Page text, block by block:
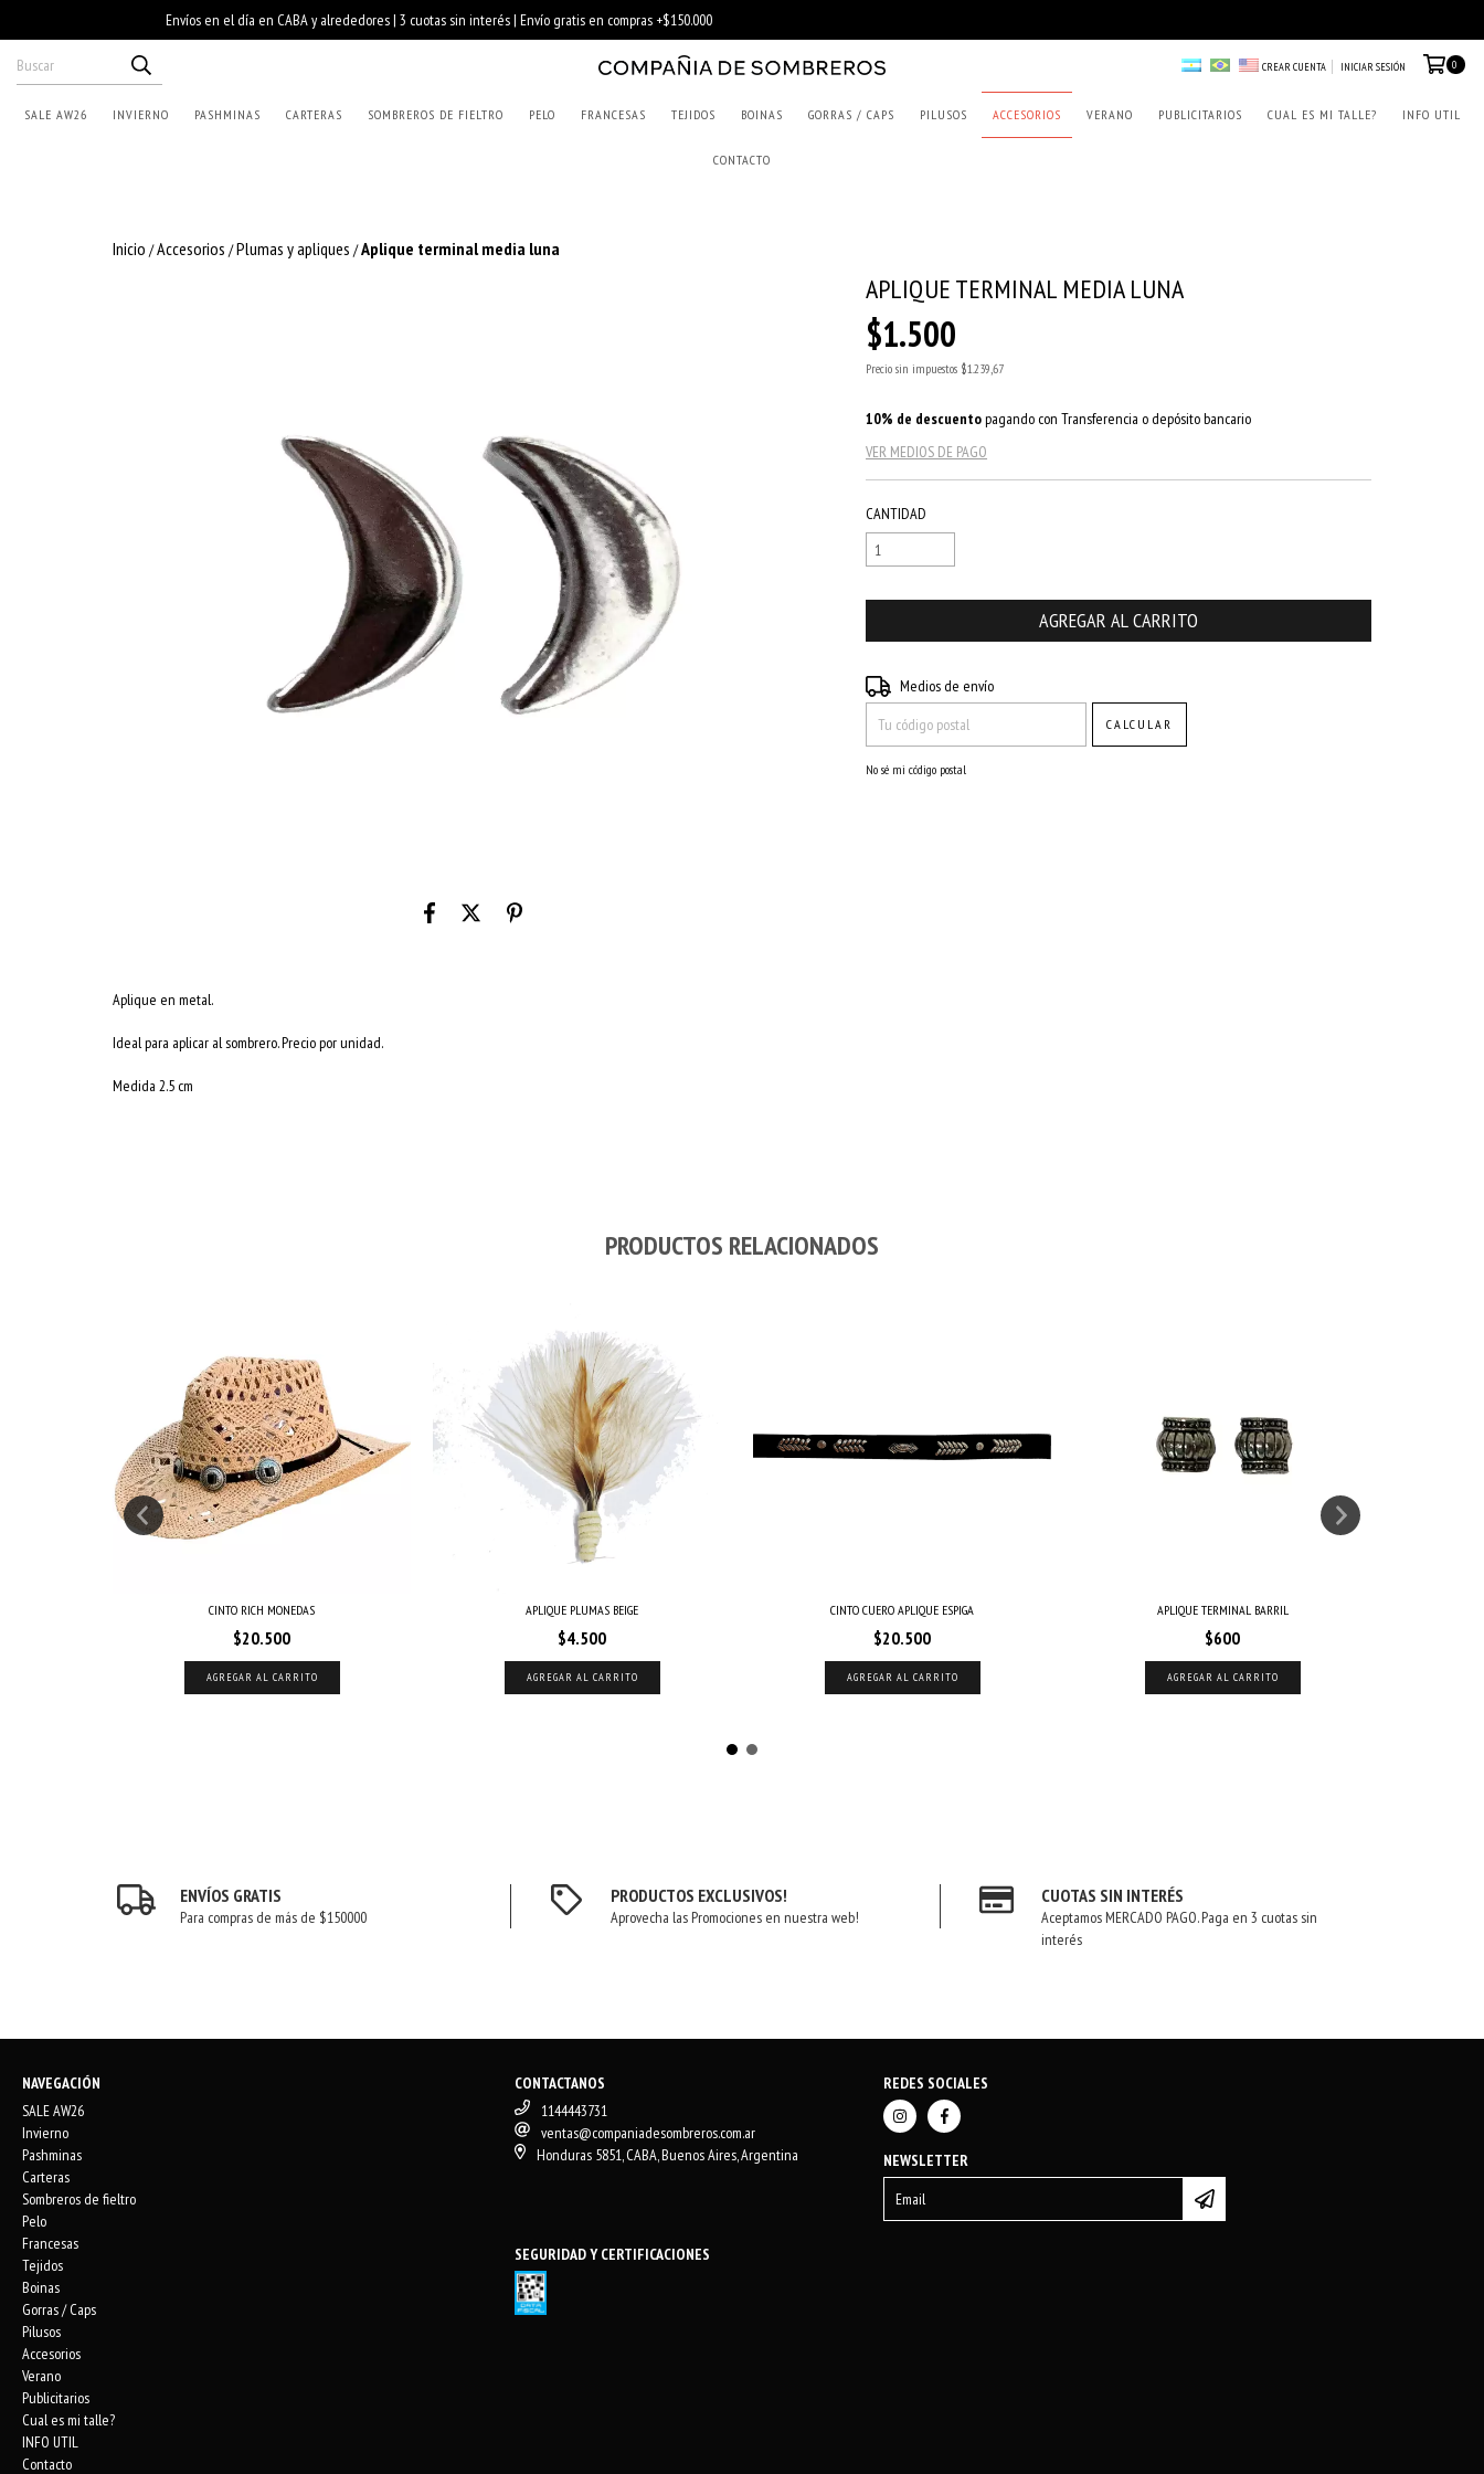
CREAR CUENTA INICIAR SESIÓN 0
SALE AW26 INVIERNO PASHMINAS CARTERAS SOMBREROS DE FIELTRO PELO FRANCESAS TEJIDOS BOINAS GORRAS / CAPS PILUSOS ACCESORIOS VERANO PUBLICITARIOS CUAL ES MI TALLE? INFO UTIL
CONTACTO
Inicio /Accesorios /Plumas y apliques /Aplique terminal media luna
Aplique en metal.
Ideal para aplicar al sombrero. Precio por unidad.
Medida 2.5 cm
APLIQUE TERMINAL MEDIA LUNA
$1.500
Precio sin impuestos $1.239,67
10% de descuentopagando con Transferencia o depósito bancario
VER MEDIOS DE PAGO
CANTIDAD
Entregas para el CP:
Medios de envío
CALCULAR
No sé mi código postal
PRODUCTOS RELACIONADOS
CINTO RICH MONEDAS
$20.500
AGREGAR AL CARRITO
APLIQUE PLUMAS BEIGE
$4.500
AGREGAR AL CARRITO
CINTO CUERO APLIQUE ESPIGA
$20.500
AGREGAR AL CARRITO
APLIQUE TERMINAL BARRIL
$600
AGREGAR AL CARRITO
ENVÍOS GRATIS
Para compras de más de $150000
PRODUCTOS EXCLUSIVOS!
Aprovecha las Promociones en nuestra web!
CUOTAS SIN INTERÉS
Aceptamos MERCADO PAGO. Paga en 3 cuotas sin
interés
NAVEGACIÓN
SALE AW26
Invierno
Pashminas
Carteras
Sombreros de fieltro
Pelo
Francesas
Tejidos
Boinas
Gorras / Caps
Pilusos
Accesorios
Verano
Publicitarios
Cual es mi talle?
INFO UTIL
Contacto
CONTACTANOS
1144443731
ventas@companiadesombreros.com.ar
Honduras 5851, CABA, Buenos Aires, Argentina
REDES SOCIALES
NEWSLETTER
SEGURIDAD Y CERTIFICACIONES